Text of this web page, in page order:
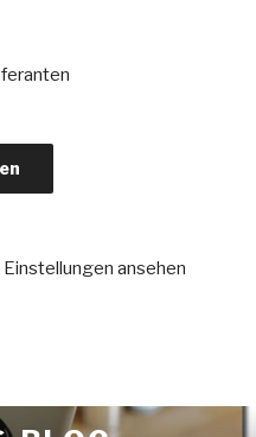
Einstellungen ansehen